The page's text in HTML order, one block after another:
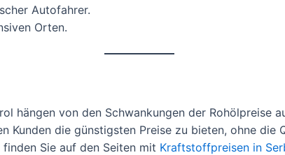
Autofahrer.
Orten.
hängen von den Schwankungen der Rohölpreise
Kunden die günstigsten Preise zu bieten, ohne
Sie auf den Seiten mit Kraftstoffpreisen in